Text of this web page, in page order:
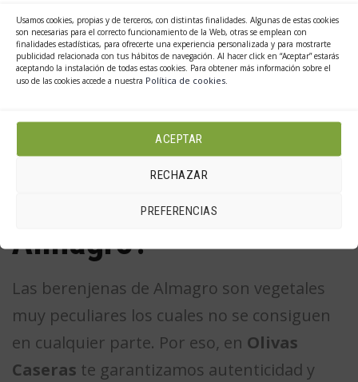
Usamos cookies, propias y de terceros, con distintas finalidades. Algunas de estas cookies
son necesarias para el correcto funcionamiento de la Web, otras se emplean con
finalidades estadísticas, para ofrecerte una experiencia personalizada y para mostrarte
publicidad relacionada con tus hábitos de navegación. Al hacer click en “Aceptar” estarás
aceptando la instalación de todas estas cookies. Para obtener más información sobre el
uso de las cookies accede a nuestra Política de cookies
ACEPTAR
RECHAZAR
PREFERENCIAS
berenjenas suele eliminar los sabores y los
aromas del mismo, esto solo sucede en el
caso del vino, cuando se ingieren otro tipo
¿Dónde puedo comprar
berenjenas de
Almagro?
Las berenjenas de Almagro son vegetales
muy peculiares los cuales no se consiguen
en cualquier parte. Por eso, en Olivas
Caseras te garantizamos autenticidad y